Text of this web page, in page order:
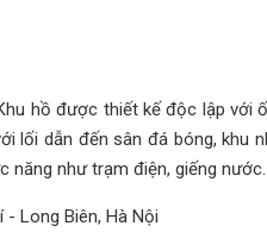
hồ được thiết kế độc lập với
lối dẫn đến sân đá bóng, khu
năng như trạm điện, giếng nước.